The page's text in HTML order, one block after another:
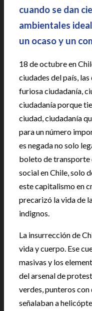
cuando se dan
ambientales
un ocaso y un
18 de octubre en
ciudades del país,
furiosa ciudadanía,
ciudadanía porque
ciudad, ciudadanía
para un número
es negada no solo
boleto de transporte
social en Chile, solo
este capitalismo en
precarizó la vida de
indignos.
La insurrección de
vida y cuerpo. Ese
masivas y los
del arsenal de
verdes, punteros
señalaban a